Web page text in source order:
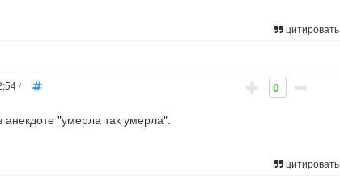
цитировать
/
0
"умерла так умерла".
цитировать